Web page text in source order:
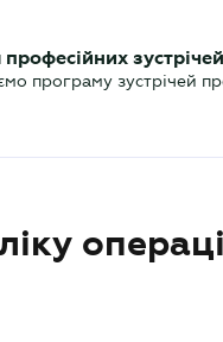
Календар Актуально
зустрічей
програму зустрічей